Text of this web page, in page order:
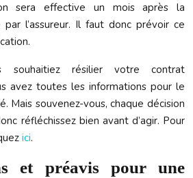
sera effective un mois après la
l’assureur. Il faut donc prévoir ce
souhaitiez résilier votre contrat
avez toutes les informations pour le
Mais souvenez-vous, chaque décision
réfléchissez bien avant d’agir. Pour
ici.
et préavis pour une